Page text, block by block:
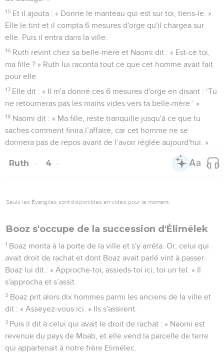
15 Et il ajouta : « Donne le manteau qui est sur toi, tiens-le. »
Elle le tint et il compta 6 mesures d'orge qu'il chargea sur
elle. Puis il entra dans la ville.
16 Ruth revint chez sa belle-mère et Naomi dit : « Est-ce toi,
ma fille ? » Ruth lui raconta tout ce que cet homme avait fait
pour elle.
17 Elle dit : « Il m'a donné ces 6 mesures d'orge en disant : ‘Tu
ne retourneras pas les mains vides vers ta belle-mère.’ »
18 Naomi dit : « Ma fille, reste tranquille jusqu'à ce que tu
saches comment finira l’affaire, car cet homme ne se
donnera pas de repos avant de l’avoir réglée aujourd'hui. »
Ruth 4
Seuls les Évangiles sont disponibles en vidéo pour le moment.
Booz s'occupe de la succession d'Élimélek
1 Boaz monta à la porte de la ville et s'y arrêta. Or, celui qui
avait droit de rachat et dont Boaz avait parlé vint à passer.
Boaz lui dit : « Approche-toi, assieds-toi ici, toi un tel. » Il
s'approcha et s’assit.
2 Boaz prit alors dix hommes parmi les anciens de la ville et
dit : « Asseyez-vous ici. » Ils s'assirent.
3 Puis il dit à celui qui avait le droit de rachat : « Naomi est
revenue du pays de Moab, et elle vend la parcelle de terre
qui appartenait à notre frère Elimélec.